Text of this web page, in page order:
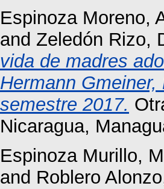
Espinoza Moreno,
and Zeledón Rizo,
vida de madres
Hermann
semestre 2017.
Nicaragua,
Espinoza Murillo,
and Roblero